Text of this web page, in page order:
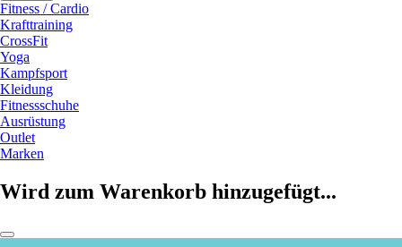
Fitness / Cardio
Krafttraining
CrossFit
Yoga
Kampfsport
Kleidung
Fitnessschuhe
Ausrüstung
Outlet
Marken
Wird zum Warenkorb hinzugefügt...